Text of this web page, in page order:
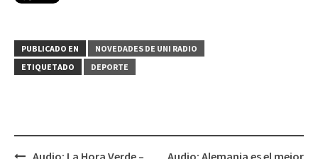
PUBLICADO EN
NOVEDADES DE UNI RADIO
ETIQUETADO
DEPORTE
Audio: La Hora Verde – Audio: Alemania es el mejor